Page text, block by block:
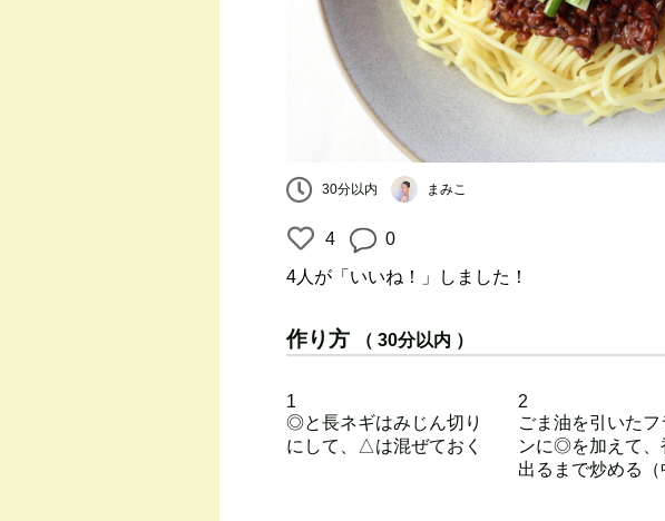
30分以内 まみこ
4 0
4人 が「いいね！」しました！
作り方 （ 30分以内 ）
1
◎と長ネギはみじん切り
にして、△は混ぜておく
2
ごま油を引いたフ
ンに◎を加えて、
出るまで炒める（